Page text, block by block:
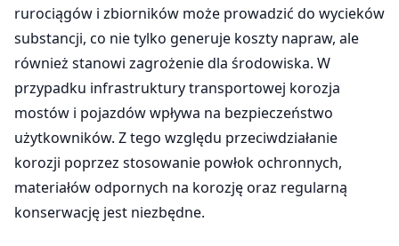
rurociągów i zbiorników może prowadzić do wycieków
substancji, co nie tylko generuje koszty napraw, ale
również stanowi zagrożenie dla środowiska. W
przypadku infrastruktury transportowej korozja
mostów i pojazdów wpływa na bezpieczeństwo
użytkowników. Z tego względu przeciwdziałanie
korozji poprzez stosowanie powłok ochronnych,
materiałów odpornych na korozję oraz regularną
konserwację jest niezbędne.